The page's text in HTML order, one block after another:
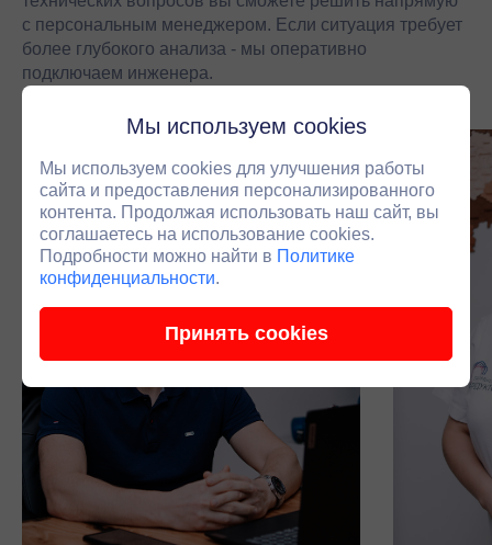
с персональным менеджером. Если ситуация требует
более глубокого анализа - мы оперативно
подключаем инженера.
Мы используем cookies
Мы используем cookies для улучшения работы
сайта и предоставления персонализированного
контента. Продолжая использовать наш сайт, вы
соглашаетесь на использование cookies.
Подробности можно найти в Политике
конфиденциальности.
Принять cookies